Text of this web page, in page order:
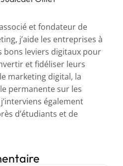
et fondateur de
j’aide les entreprises à
bons leviers digitaux pour
et fidéliser leurs
marketing digital, la
permanente sur les
également
d’étudiants et de